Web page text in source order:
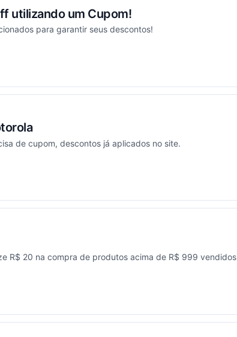
utilizando um Cupom!
para garantir seus descontos!
de cupom, descontos já aplicados no site.
R$ 20 na compra de produtos acima de R$ 999 vendidos